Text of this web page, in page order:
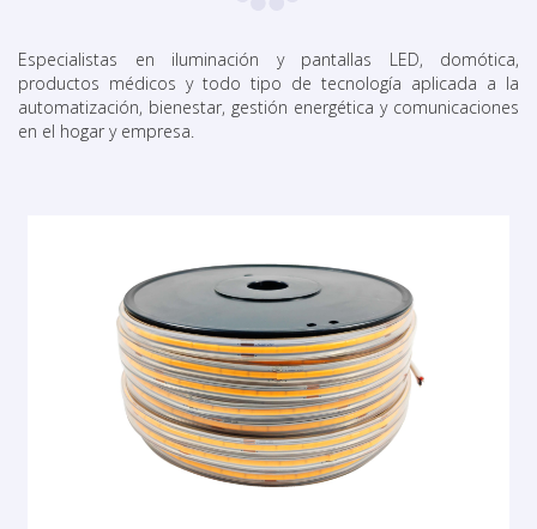
Especialistas en iluminación y pantallas LED, domótica,
productos médicos y todo tipo de tecnología aplicada a la
automatización, bienestar, gestión energética y comunicaciones
en el hogar y empresa.